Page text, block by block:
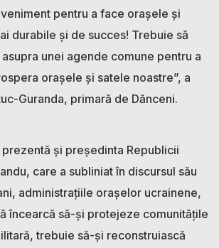
pentru a face orașele și
durabile și de succes! Trebuie să
unei agende comune pentru a
orașele și satele noastre”, a
Guranda, primară de Dănceni.
prezentă și președinta Republicii
care a subliniat în discursul său
administrațiile orașelor ucrainene,
încearcă să-și protejeze comunitățile
trebuie să-și reconstruiască